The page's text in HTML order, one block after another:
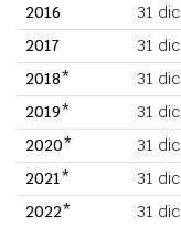
2016
31 dic
2017
31 dic
2018*
31 dic
2019*
31 dic
2020*
31 dic
2021*
31 dic
2022*
31 dic